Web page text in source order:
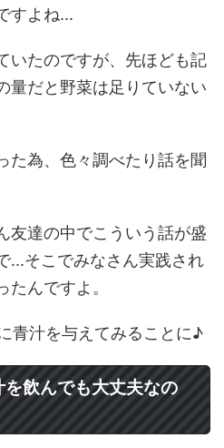
すよね...
いたのですが、先ほども記
量だと野菜は足りていない
た為、色々調べたり話を聞
友達の中でこういう話が盛
...そこでみなさん実践され
んですよ。
青汁を与えてみることに♪
飲んでも大丈夫なの